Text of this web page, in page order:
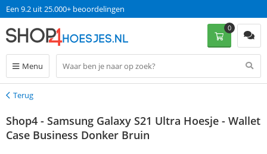
Een 9.2 uit 25.000+ beoordelingen
Menu
0
Terug
Terug
Shop4 - Samsung Galaxy S21 Ultra Hoesje - Wallet
Case Business Donker Bruin